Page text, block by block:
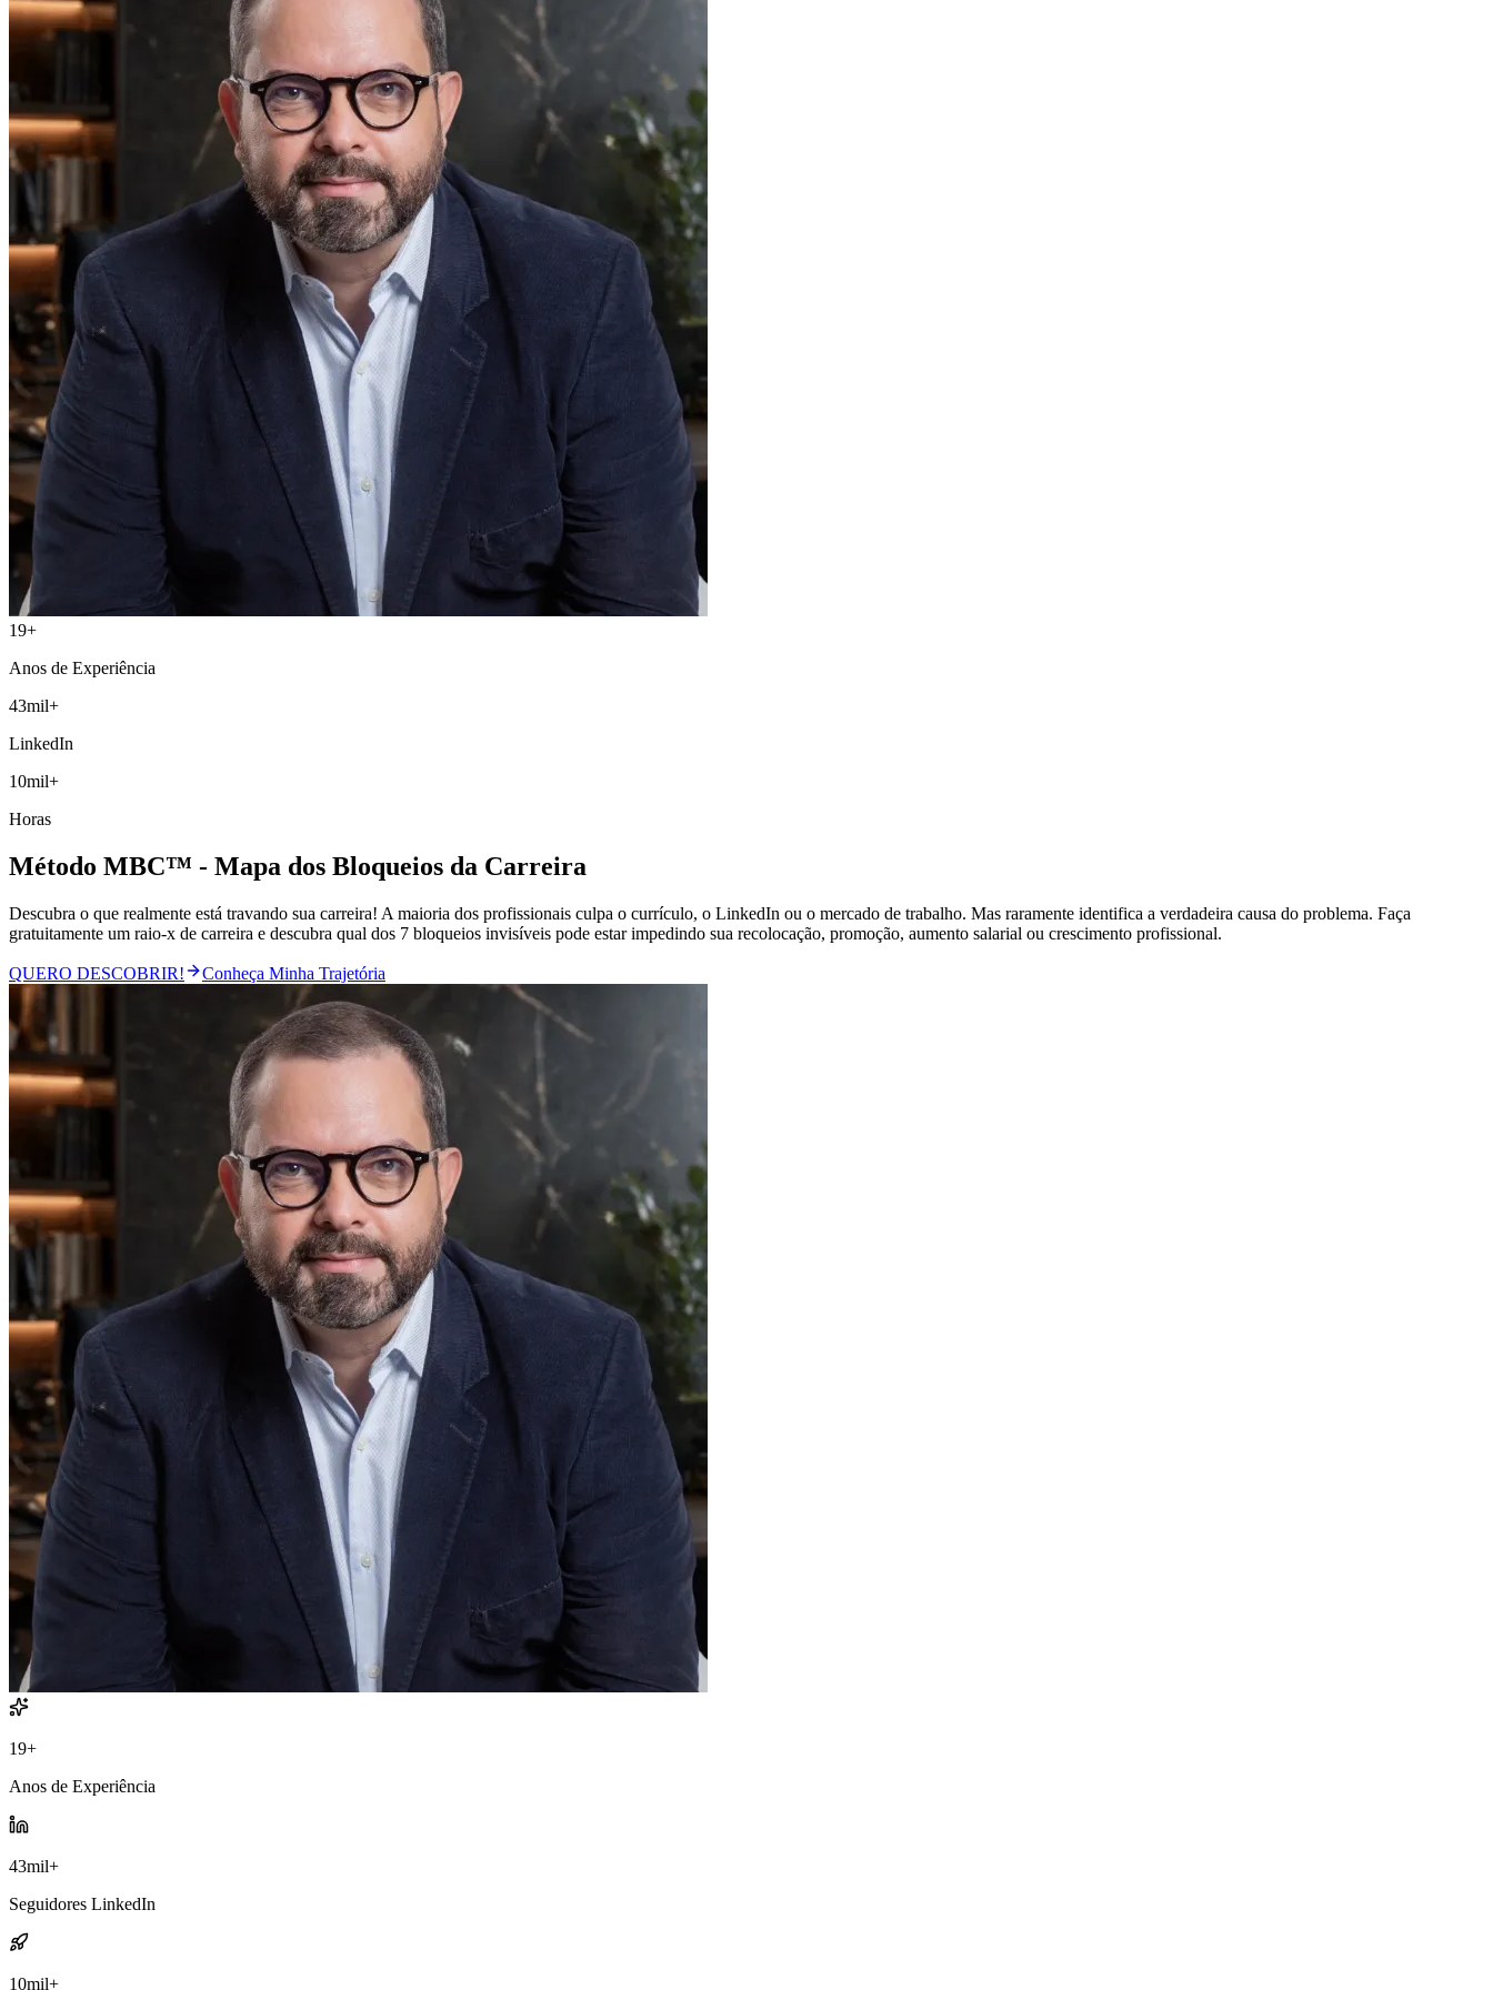
19+
Anos de Experiência
43mil+
LinkedIn
10mil+
Horas
Método MBC™ - Mapa dos Bloqueios da Carreira
Descubra o que realmente está travando sua carreira! A maioria dos profissionais culpa o currículo, o LinkedIn ou o mercado de trabalho. Mas raramente identifica a verdadeira causa do problema. Faça
gratuitamente um raio-x de carreira e descubra qual dos 7 bloqueios invisíveis pode estar impedindo sua recolocação, promoção, aumento salarial ou crescimento profissional.
QUERO DESCOBRIR! Conheça Minha Trajetória
19+
Anos de Experiência
43mil+
Seguidores LinkedIn
10mil+